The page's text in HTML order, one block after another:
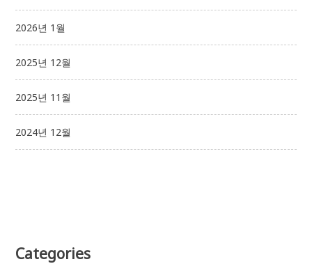
2026년 1월
2025년 12월
2025년 11월
2024년 12월
Categories